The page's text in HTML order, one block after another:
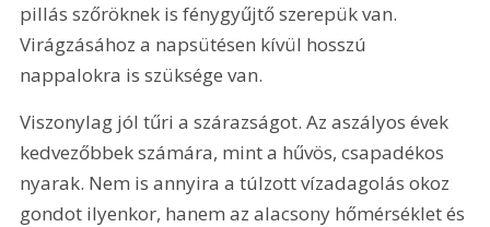
pillás szőröknek is fénygyűjtő szerepük van.
Virágzásához a napsütésen kívül hosszú
nappalokra is szüksége van.
Viszonylag jól tűri a szárazságot. Az aszályos évek
kedvezőbbek számára, mint a hűvös, csapadékos
nyarak. Nem is annyira a túlzott vízadagolás okoz
gondot ilyenkor, hanem az alacsony hőmérséklet és